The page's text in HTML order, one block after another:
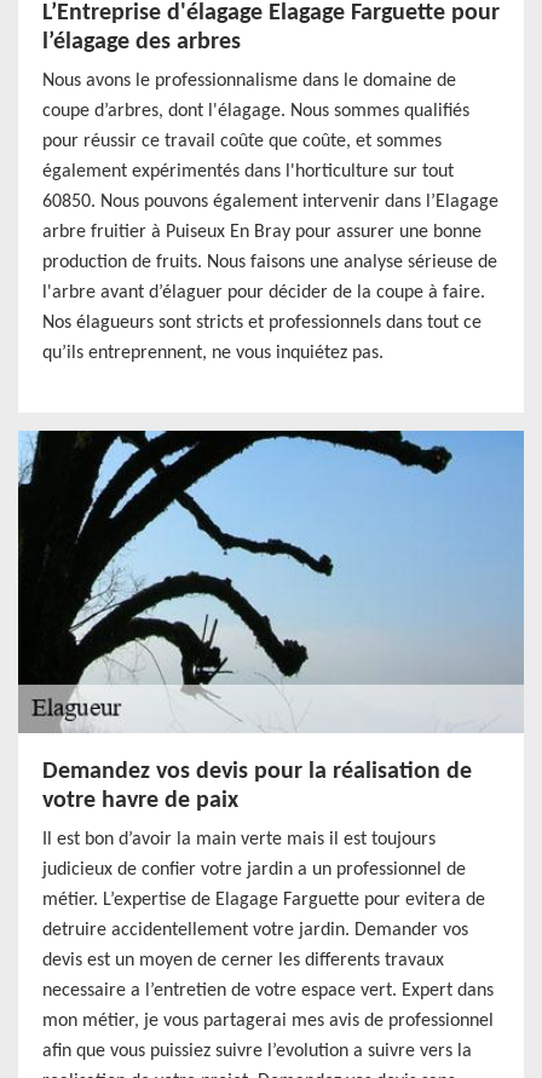
L’Entreprise d'élagage Elagage Farguette pour
l’élagage des arbres
Nous avons le professionnalisme dans le domaine de
coupe d’arbres, dont l'élagage. Nous sommes qualifiés
pour réussir ce travail coûte que coûte, et sommes
également expérimentés dans l'horticulture sur tout
60850. Nous pouvons également intervenir dans l’Elagage
arbre fruitier à Puiseux En Bray pour assurer une bonne
production de fruits. Nous faisons une analyse sérieuse de
l'arbre avant d’élaguer pour décider de la coupe à faire.
Nos élagueurs sont stricts et professionnels dans tout ce
qu’ils entreprennent, ne vous inquiétez pas.
Demandez vos devis pour la réalisation de
votre havre de paix
Il est bon d’avoir la main verte mais il est toujours
judicieux de confier votre jardin a un professionnel de
métier. L’expertise de Elagage Farguette pour evitera de
detruire accidentellement votre jardin. Demander vos
devis est un moyen de cerner les differents travaux
necessaire a l’entretien de votre espace vert. Expert dans
mon métier, je vous partagerai mes avis de professionnel
afin que vous puissiez suivre l’evolution a suivre vers la